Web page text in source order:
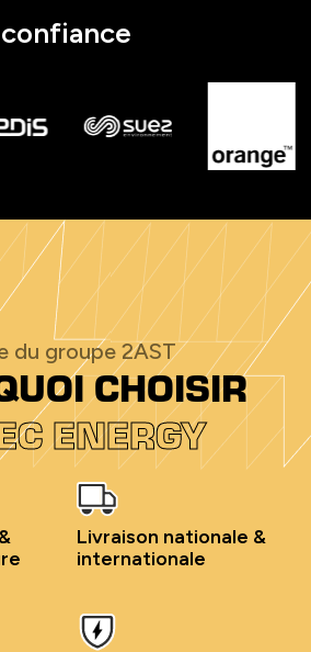
du groupe 2AST
CHOISIR
ENERGY
Livraison nationale &
internationale